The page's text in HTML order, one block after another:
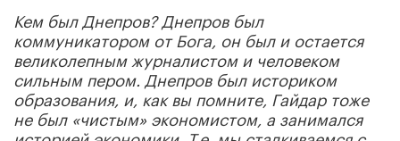
Кем был Днепров? Днепров был
коммуникатором от Бога, он был и остается
великолепным журналистом и человеком
сильным пером. Днепров был историком
образования, и, как вы помните, Гайдар тоже
не был «чистым» экономистом, а занимался